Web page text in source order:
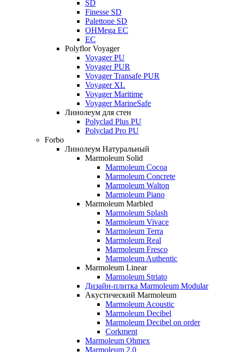
SD
Finesse SD
Palettone SD
OHMega EC
EC
Polyflor Voyager
Voyager PU
Voyager PUR
Voyager Transafe PUR
Voyager XL
Voyager Maritime
Voyager MarineSafe
Линолеум для стен
Polyclad Plus PU
Polyclad Pro PU
Forbo
Линолеум Натуральный
Marmoleum Solid
Marmoleum Cocoa
Marmoleum Concrete
Marmoleum Walton
Marmoleum Piano
Marmoleum Marbled
Marmoleum Splash
Marmoleum Vivace
Marmoleum Terra
Marmoleum Real
Marmoleum Fresco
Marmoleum Authentic
Marmoleum Linear
Marmoleum Striato
Дизайн-плитка Marmoleum Modular
Акустический Marmoleum
Marmoleum Acoustic
Marmoleum Decibel
Marmoleum Decibel on order
Corkment
Marmoleum Ohmex
Marmoleum 2.0